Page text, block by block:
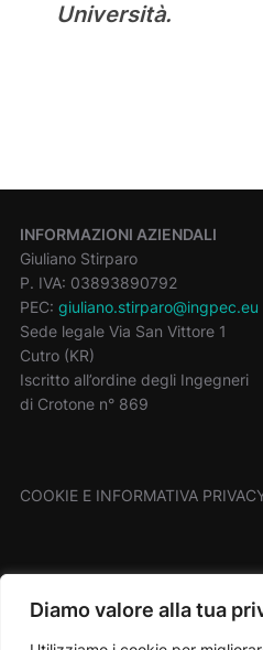
Diamo valore alla tua
Università.
INFORMAZIONI AZIENDALI
Giuliano Stirparo
P. IVA: 03893890792
PEC: giuliano.stirparo@ingpec.eu
Sede legale Via San Vittore 1
Cutro (KR)
Iscritto all’ordine degli Ingegneri
di Crotone n° 869
COOKIE E INFORMATIVA